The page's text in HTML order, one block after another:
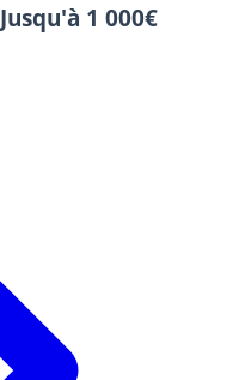
Jusqu'à 1 000€